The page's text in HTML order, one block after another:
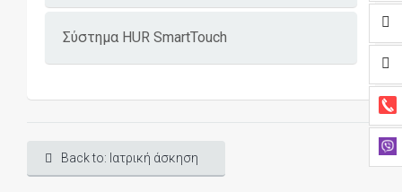
Σύστημα HUR SmartTouch
Back to: Ιατρική άσκηση